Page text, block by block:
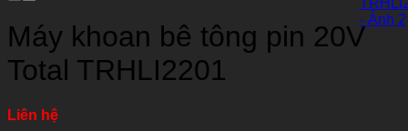
Máy khoan bê tông pin 20V
Total TRHLI2201
Liên hệ